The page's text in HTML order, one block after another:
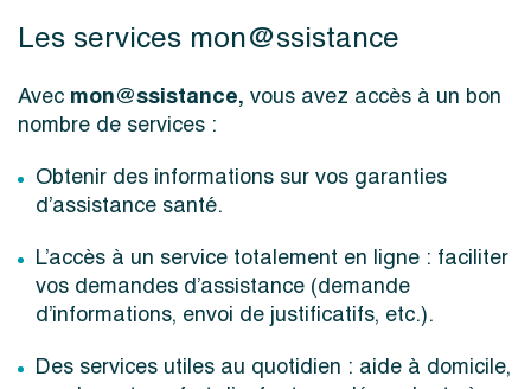
Les services mon@ssistance
Avec mon@ssistance, vous avez accès à un bon
nombre de services :
Obtenir des informations sur vos garanties
d’assistance santé.
L’accès à un service totalement en ligne : faciliter
vos demandes d’assistance (demande
d’informations, envoi de justificatifs, etc.).
Des services utiles au quotidien : aide à domicile,